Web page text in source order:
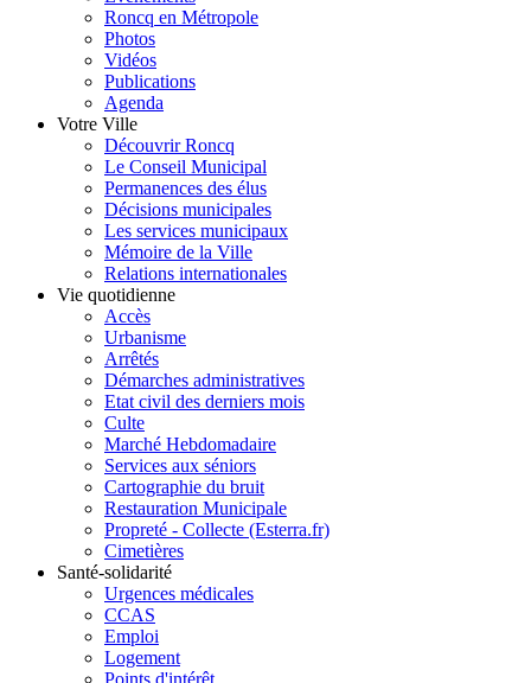
Roncq en Métropole
Photos
Vidéos
Publications
Agenda
Votre Ville
Découvrir Roncq
Le Conseil Municipal
Permanences des élus
Décisions municipales
Les services municipaux
Mémoire de la Ville
Relations internationales
Vie quotidienne
Accès
Urbanisme
Arrêtés
Démarches administratives
Etat civil des derniers mois
Culte
Marché Hebdomadaire
Services aux séniors
Cartographie du bruit
Restauration Municipale
Propreté - Collecte (Esterra.fr)
Cimetières
Santé-solidarité
Urgences médicales
CCAS
Emploi
Logement
Points d'intérêt